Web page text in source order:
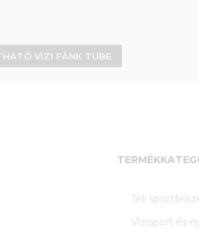
VÍZI FÁNK TUBE
Téli
Vízisport és